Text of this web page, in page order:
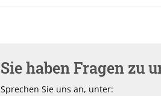
Sie haben Fragen zu
Sprechen Sie uns an, unter: